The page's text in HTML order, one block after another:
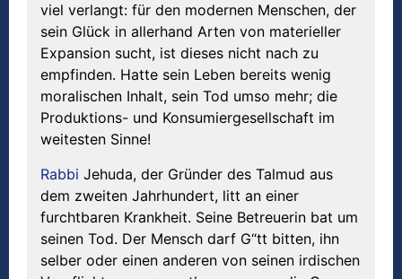
viel verlangt: für den modernen Menschen, der
sein Glück in allerhand Arten von materieller
Expansion sucht, ist dieses nicht nach zu
empfinden. Hatte sein Leben bereits wenig
moralischen Inhalt, sein Tod umso mehr; die
Produktions- und Konsumiergesellschaft im
weitesten Sinne!
Rabbi Jehuda, der Gründer des Talmud aus
dem zweiten Jahrhundert, litt an einer
furchtbaren Krankheit. Seine Betreuerin bat um
seinen Tod. Der Mensch darf G“tt bitten, ihn
selber oder einen anderen von seinen irdischen